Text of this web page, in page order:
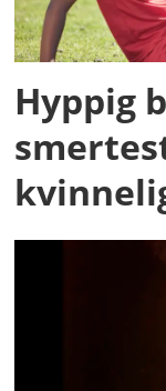
Hyppig